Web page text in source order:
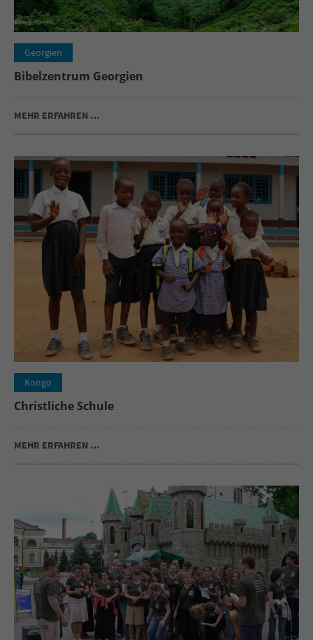
Georgien
Bibelzentrum Georgien
MEHR ERFAHREN …
Kongo
Christliche Schule
MEHR ERFAHREN …